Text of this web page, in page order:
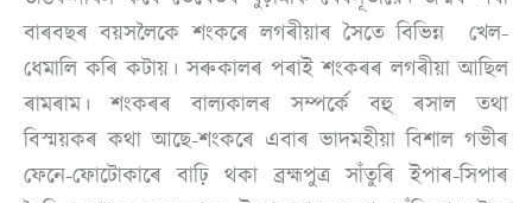
বাৰবছৰ বয়সলৈকে শংকৰে লগৰীয়াৰ সৈতে বিভিন্ন খেল-
ধেমালি কৰি কটায়। সৰুকালৰ পৰাই শংকৰৰ লগৰীয়া আছিল
ৰামৰাম। শংকৰৰ বাল্যকালৰ সম্পৰ্কে বহু ৰসাল তথা
বিস্ময়কৰ কথা আছে-শংকৰে এবাৰ ভাদমহীয়া বিশাল গভীৰ
ফেনে-ফোটোকাৰে বাঢ়ি থকা ব্ৰহ্মপুত্ৰ সাঁতুৰি ইপাৰ-সিপাৰ